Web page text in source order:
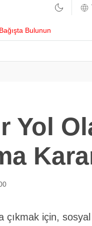
Bağışta Bulunun
Yol
çıkmak için, sosyal